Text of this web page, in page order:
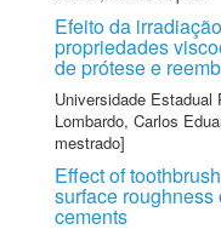
Efeito da
propriedades
de prótese e
Universidade
Lombardo, Carlos
mestrado]
Effect of
surface
cements